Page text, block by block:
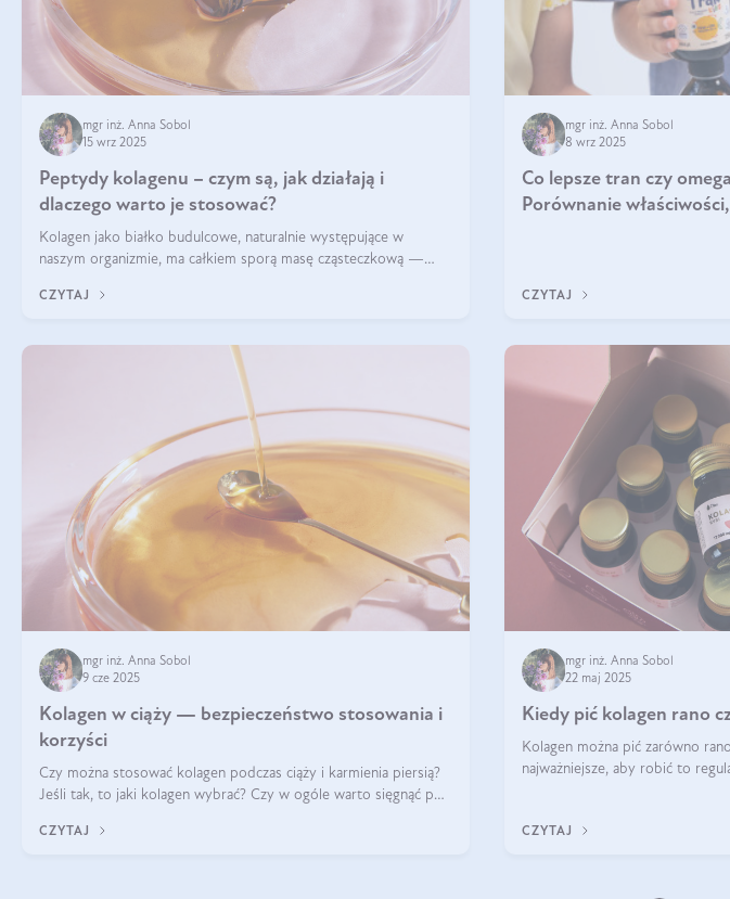
mgr inż. Anna Sobol
15 wrz 2025
Peptydy kolagenu – czym są, jak działają i
dlaczego warto je stosować?
Kolagen jako białko budulcowe, naturalnie występujące w
naszym organizmie, ma całkiem sporą masę cząsteczkową —
formie, byłby trudno strawialny. Aby był lepiej przyswajalny i
CZYTAJ
mgr inż. Anna Sobol
8 wrz 2025
Co lepsze tran czy
Porównanie
CZYTAJ
mgr inż. Anna Sobol
9 cze 2025
Kolagen w ciąży — bezpieczeństwo stosowania i
korzyści
Czy można stosować kolagen podczas ciąży i karmienia piersią?
Jeśli tak, to jaki kolagen wybrać? Czy w ogóle warto sięgnąć po
CZYTAJ
mgr inż. Anna Sobol
22 maj 2025
Kiedy pić kolagen rano
Kolagen można pić zarówno
najważniejsze, aby robić to
CZYTAJ